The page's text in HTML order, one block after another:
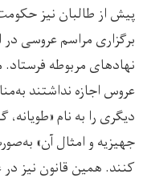
پیش از طالبان نیز
برگزاری مراسم عروسی در
نهادهای مربوطه فرستاد.
عروس اجازه نداشتند
دیگری را به نام
جهیزیه و امثال آن»
کنند. همین قانون نیز